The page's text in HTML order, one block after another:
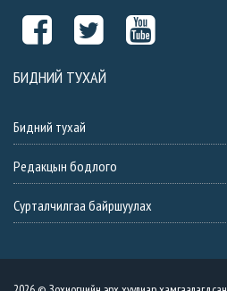
БИДНИЙ ТУХАЙ
Бидний тухай
Редакцын бодлого
Сурталчилгаа байршуулах